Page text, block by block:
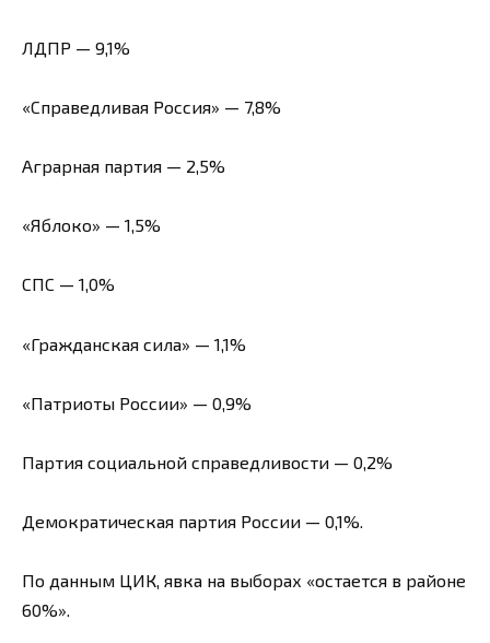
ЛДПР — 9,1%
«Справедливая Россия» — 7,8%
Аграрная партия — 2,5%
«Яблоко» — 1,5%
СПС — 1,0%
«Гражданская сила» — 1,1%
«Патриоты России» — 0,9%
Партия социальной справедливости — 0,2%
Демократическая партия России — 0,1%.
По данным ЦИК, явка на выборах «остается в районе
60%».